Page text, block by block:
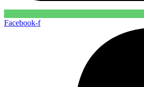
Facebook-f